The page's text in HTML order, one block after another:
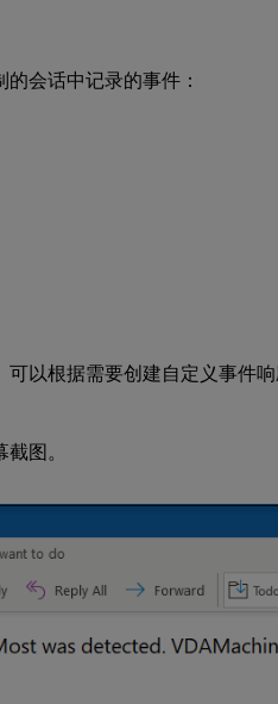
会话中记录的事件：
可以根据需要创建自定义事件
图。